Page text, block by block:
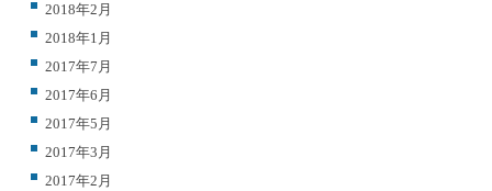
2018年2月
2018年1月
2017年7月
2017年6月
2017年5月
2017年3月
2017年2月